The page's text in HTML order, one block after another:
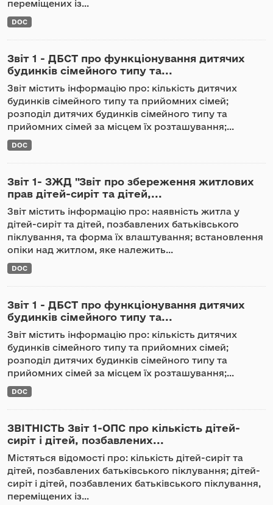
переміщених із...
DOC
Звіт 1 - ДБСТ про функціонування дитячих
будинків сімейного типу та...
Звіт містить інформацію про: кількість дитячих
будинків сімейного типу та прийомних сімей;
розподіл дитячих будинків сімейного типу та
прийомних сімей за місцем їх розташування;...
DOC
Звіт 1- ЗЖД "Звіт про збереження житлових
прав дітей-сиріт та дітей,...
Звіт містить інформацію про: наявність житла у
дітей-сиріт та дітей, позбавлених батьківського
піклування, та форма їх влаштування; встановлення
опіки над житлом, яке належить...
DOC
Звіт 1 - ДБСТ про функціонування дитячих
будинків сімейного типу та...
Звіт містить інформацію про: кількість дитячих
будинків сімейного типу та прийомних сімей;
розподіл дитячих будинків сімейного типу та
прийомних сімей за місцем їх розташування;...
DOC
ЗВІТНІСТЬ Звіт 1-ОПС про кількість дітей-
сиріт і дітей, позбавлених...
Містяться відомості про: кількість дітей-сиріт та
дітей, позбавлених батьківського піклування; дітей-
сиріт і дітей, позбавлених батьківського піклування,
переміщених із...